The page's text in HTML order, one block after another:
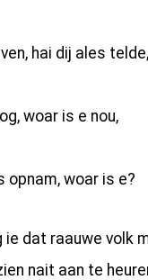
hai dij ales telde,
woar is e nou,
opnam, woar is e?
ie dat raauwe volk
nait aan te